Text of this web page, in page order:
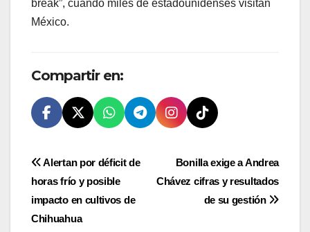
break”, cuando miles de estadounidenses visitan
México.
Compartir en:
Navegación
de
entradas
Bonilla exige a Andrea
Chávez cifras y resultados
de su gestión
Alertan por déficit de
horas frío y posible
impacto en cultivos de
Chihuahua